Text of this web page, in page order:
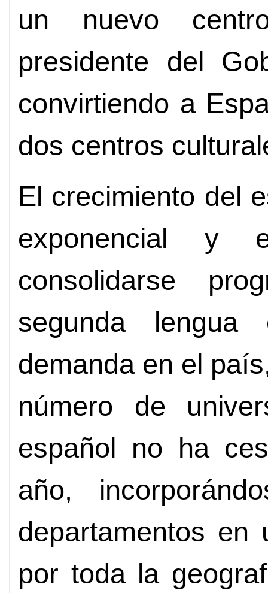
un nuevo
presidente del
convirtiendo a
dos centros
El crecimiento del
exponencial y
consolidarse
segunda lengua
demanda en el
número de
español no ha
año,
departamentos en
por toda la